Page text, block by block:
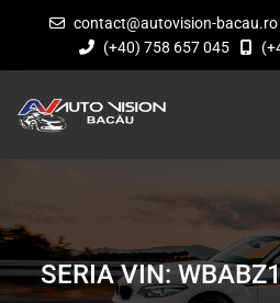
contact@autovision-bacau.ro
(+40) 758 657 045
SERIA VIN: